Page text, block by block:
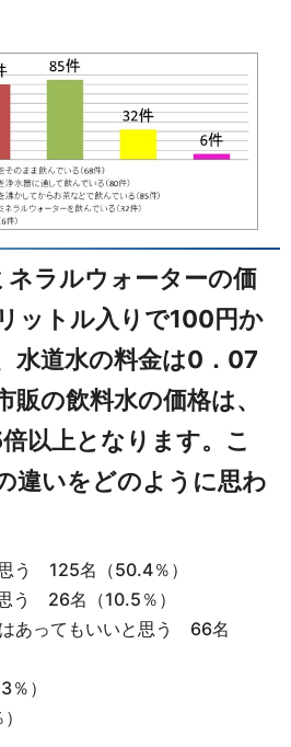
ラルウォーターの価
ットル入りで100円か
水道水の料金は0．07
販の飲料水の価格は、
以上となります。こ
違いをどのように思わ
う 125名（50.4％）
う 26名（10.5％）
あってもいいと思う 66名
）